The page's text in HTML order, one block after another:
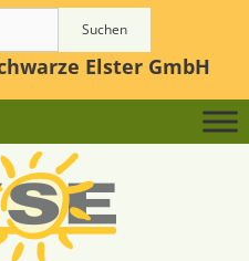
Suchen
Elster GmbH